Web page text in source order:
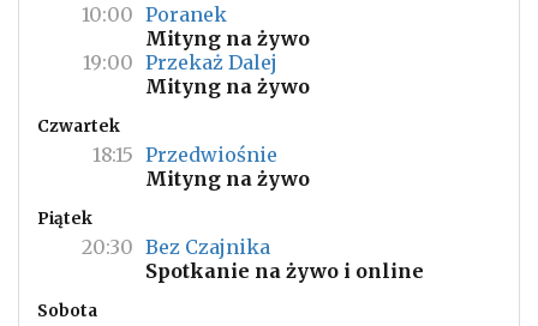
10:00 Poranek
Mityng na żywo
19:00 Przekaż Dalej
Mityng na żywo
Czwartek
18:15 Przedwiośnie
Mityng na żywo
Piątek
20:30 Bez Czajnika
Spotkanie na żywo i online
Sobota